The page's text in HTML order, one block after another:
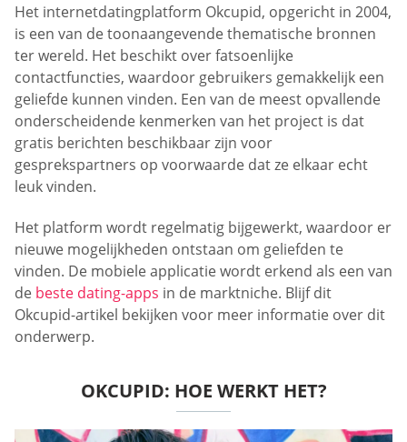
Het internetdatingplatform Okcupid, opgericht in 2004,
is een van de toonaangevende thematische bronnen
ter wereld. Het beschikt over fatsoenlijke
contactfuncties, waardoor gebruikers gemakkelijk een
geliefde kunnen vinden. Een van de meest opvallende
onderscheidende kenmerken van het project is dat
gratis berichten beschikbaar zijn voor
gesprekspartners op voorwaarde dat ze elkaar echt
leuk vinden.
Het platform wordt regelmatig bijgewerkt, waardoor er
nieuwe mogelijkheden ontstaan om geliefden te
vinden. De mobiele applicatie wordt erkend als een van
de beste dating-apps in de marktniche. Blijf dit
Okcupid-artikel bekijken voor meer informatie over dit
onderwerp.
OKCUPID: HOE WERKT HET?